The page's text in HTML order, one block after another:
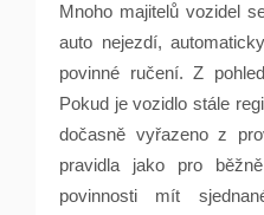
Mnoho majitelů vozidel
auto nejezdí,
povinné ručení. Z
Pokud je vozidlo stále
dočasně vyřazeno z
pravidla jako pro
povinnosti mít